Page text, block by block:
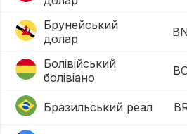
Брунейський
долар
Болівійський
болівіано
Бразильський реал